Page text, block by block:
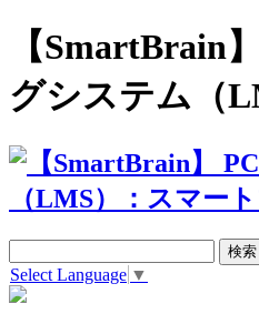
【SmartBrain
グシステム（
Select Language ▼